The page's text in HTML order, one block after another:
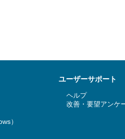
）
ユーザーサポート
ヘルプ
改善・要望アンケ